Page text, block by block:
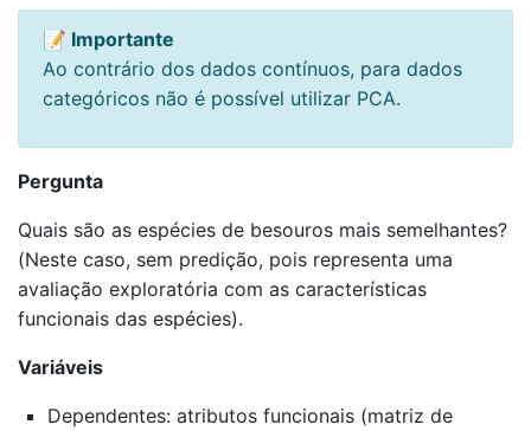
📝 Importante
Ao contrário dos dados contínuos, para dados
categóricos não é possível utilizar PCA.
Pergunta
Quais são as espécies de besouros mais semelhantes?
(Neste caso, sem predição, pois representa uma
avaliação exploratória com as características
funcionais das espécies).
Variáveis
Dependentes: atributos funcionais (matriz de